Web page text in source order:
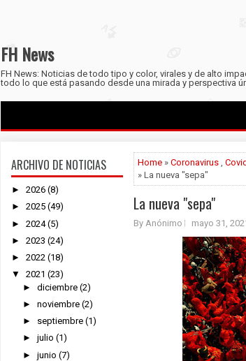
FH News
FH News: Noticias de todo tipo y color, virales y de alto
todo lo que está pasando desde una mirada y perspectiva
ARCHIVO DE NOTICIAS
► 2026 (8)
► 2025 (49)
► 2024 (5)
► 2023 (24)
► 2022 (18)
▼
2021 (23)
► diciembre (2)
► noviembre (2)
► septiembre (1)
► julio (1)
► junio (7)
Home » Coronavirus ,
» La nueva "sepa"
La nueva "sepa"
By Anónimo mayo 31,